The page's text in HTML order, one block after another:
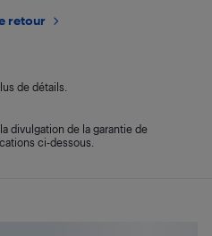
retour
de détails.
divulgation de la garantie de
ci-dessous.